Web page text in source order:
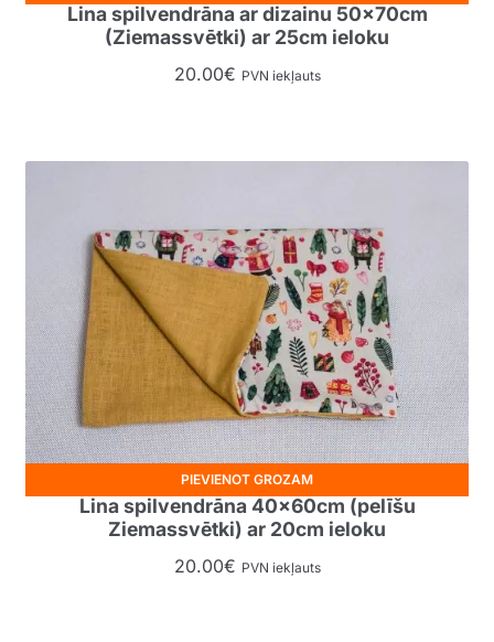
Lina spilvendrāna ar dizainu 50x70cm
(Ziemassvētki) ar 25cm ieloku
20.00€ PVN iekļauts
Lina spilvendrāna 40x60cm (pelīšu
Ziemassvētki) ar 20cm ieloku
20.00€ PVN iekļauts
PIEVIENOT GROZAM